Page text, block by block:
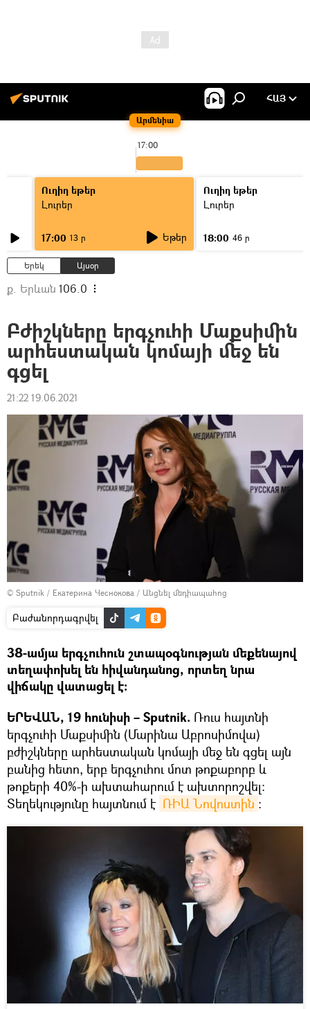
Արմենիա
ՀԱՅ
17:00
Ուղիղ եթեր
Լուրեր
17:00 13 ր Եթեր
Ուղիղ եթեր
Լուրեր
18:00 46 ր
Երեկ Այսօր
ք. Երևան 106.0
Բժիշկները երգչուհի Մաքսիմին
արհեստական կոմայի մեջ են
գցել
21:22 19.06.2021
© Sputnik / Екатерина Чеснокова / Անցնել մեդիապահոց
Բաժանորդագրվել
38-ամյա երգչուհուն շտապօգնության մեքենայով
տեղափոխել են հիվանդանոց, որտեղ նրա
վիճակը վատացել է:
ԵՐԵՎԱՆ, 19 հունիսի – Sputnik. Ռուս հայտնի
երգչուհի Մաքսիմին (Մարինա Աբրոսիմովա)
բժիշկները արհեստական կոմայի մեջ են գցել այն
բանից հետո, երբ երգչուհու մոտ թոքաբորբ և
թոքերի 40%-ի ախտահարում է ախտորոշվել։
Տեղեկությունը հայտնում է ՌԻԱ Նովոստին ։